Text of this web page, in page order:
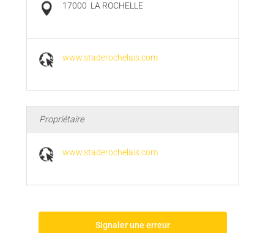
17000 LA ROCHELLE
www.staderochelais.com
Propriétaire
www.staderochelais.com
Signaler une erreur